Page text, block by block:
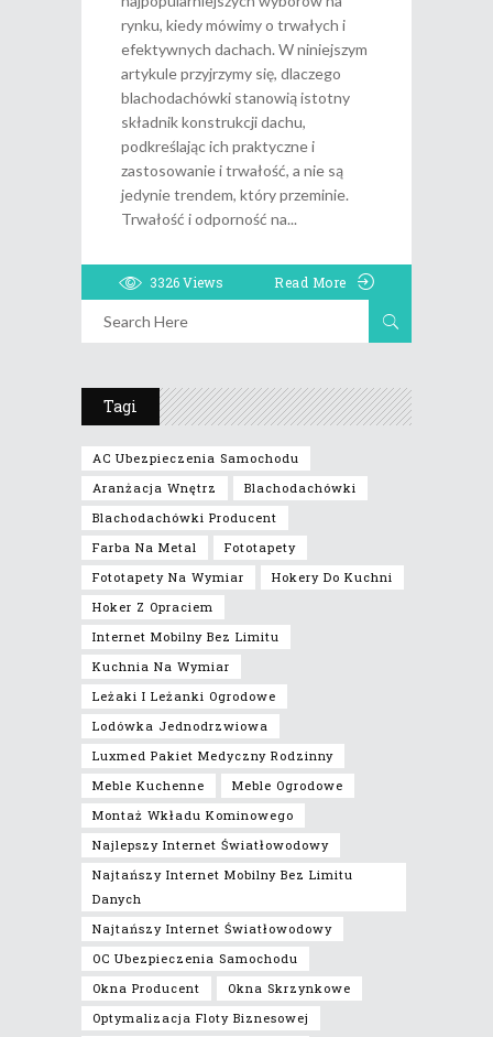
rynku, kiedy mówimy o trwałych i
efektywnych dachach. W niniejszym
artykule przyjrzymy się, dlaczego
blachodachówki stanowią istotny
składnik konstrukcji dachu,
podkreślając ich praktyczne i
zastosowanie i trwałość, a nie są
jedynie trendem, który przeminie.
Trwałość i odporność na
3326Views Read More
Tagi
AC Ubezpieczenia Samochodu
Aranżacja Wnętrz
Blachodachówki
Blachodachówki Producent
Farba Na Metal
Fototapety
Fototapety Na Wymiar
Hokery Do Kuchni
Hoker Z Opraciem
Internet Mobilny Bez Limitu
Kuchnia Na Wymiar
Leżaki I Leżanki Ogrodowe
Lodówka Jednodrzwiowa
Luxmed Pakiet Medyczny Rodzinny
Meble Kuchenne
Meble Ogrodowe
Montaż Wkładu Kominowego
Najlepszy Internet Światłowodowy
Najtańszy Internet Mobilny Bez Limitu
Danych
Najtańszy Internet Światłowodowy
OC Ubezpieczenia Samochodu
Okna Producent
Okna Skrzynkowe
Optymalizacja Floty Biznesowej